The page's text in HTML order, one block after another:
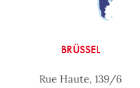
BRÜSSEL
Rue Haute, 139/6